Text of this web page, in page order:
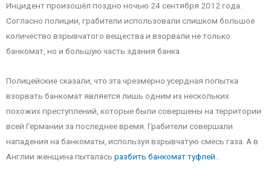
Инцидент произошёл поздно ночью 24 сентября 2012 года.
Согласно полиции, грабители использовали слишком большое
количество взрывчатого вещества и взорвали не только
банкомат, но и большую часть здания банка.
Полицейские сказали, что эта чрезмерно усердная попытка
взорвать банкомат является лишь одним из нескольких
похожих преступлений, которые были совершены на территории
всей Германии за последнее время. Грабители совершали
нападения на банкоматы, используя взрывчатую смесь газа. А в
Англии женщина пыталась разбить банкомат туфлей